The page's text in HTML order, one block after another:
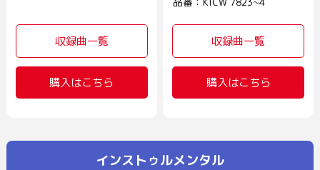
収録曲一覧
購入はこちら
収録曲一覧
購入はこちら
インストゥルメンタル